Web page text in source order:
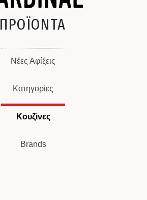
ΠΡΟΪΟΝΤΑ
Νέες Αφίξεις
Κατηγορίες
Κουζίνες
Brands